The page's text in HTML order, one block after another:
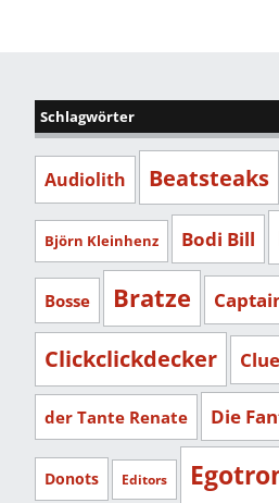
Schlagwörter
Audiolith Beatsteaks
Björn Kleinhenz Bodi Bill
Bosse Bratze
Clickclickdecker
der Tante Renate Die
Donots Editors